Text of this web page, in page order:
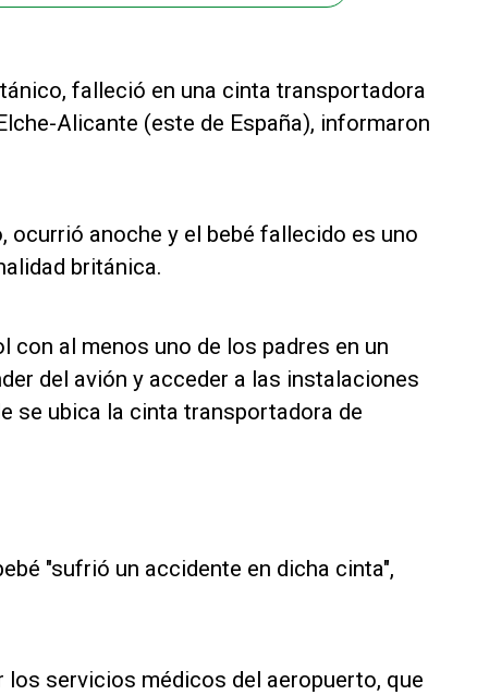
falleció en una cinta transportadora
Alicante (este de España), informaron
ocurrió anoche y el bebé fallecido es uno
británica.
al menos uno de los padres en un
del avión y acceder a las instalaciones
se ubica la cinta transportadora de
"sufrió un accidente en dicha cinta",
servicios médicos del aeropuerto, que